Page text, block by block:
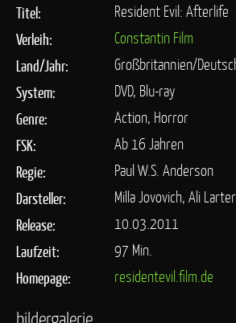
Titel:
Resident Evil: Afterlife
Verleih:
Constantin Film
Land/Jahr:
Großbritannien/
System:
DVD, Blu-ray
Genre:
Action, Horror
FSK:
Ab 16 Jahren
Regie:
Paul W.S. Anderson
Darsteller:
Milla Jovovich, Ali
Release:
10.03.2011
Laufzeit:
97 Min.
Homepage:
residentevil.film.de